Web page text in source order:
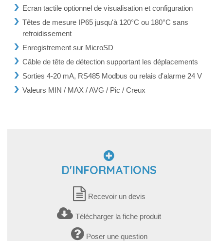
Ecran tactile optionnel de visualisation et configuration
Têtes de mesure IP65 jusqu'à 120°C ou 180°C sans
refroidissement
Enregistrement sur MicroSD
Câble de tête de détection supportant les déplacements
Sorties 4-20 mA, RS485 Modbus ou relais d'alarme 24 V
Valeurs MIN / MAX / AVG / Pic / Creux
D'INFORMATIONS
Recevoir un devis
Télécharger la fiche produit
Poser une question